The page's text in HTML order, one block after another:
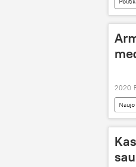
2020